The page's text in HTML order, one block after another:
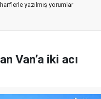
yazılmış yorumlar
Van’a iki acı